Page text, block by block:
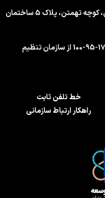
آدرس: تهران، خیابان سهروردی شمالی، کوچه تهمتن، پلاک 5 ساختمان
دارنده پروانه ارتباطات ثابت به شماره 17-95-100 از سازمان تنظیم
خط تلفن ثابت
راهکار ارتباط سازمانی